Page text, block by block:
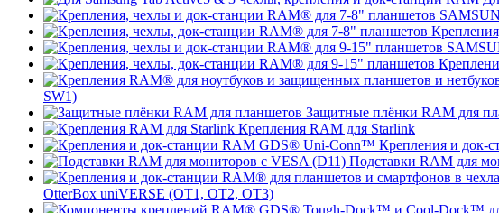
SW1)
Защитные плёнки RAM для
Крепления RAM для Starlink
Крепления и док-
Подставки RAM для
OtterBox uniVERSE (OT1, OT2, OT3)